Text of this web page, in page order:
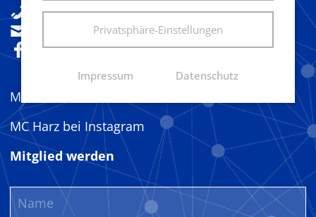
+49(0)160 92533841
sekretariat@marketingclub-harz.de
Folgen Sie uns!
MC Harz bei LinkedIn
MC Harz bei Instagram
Mitglied werden
Privatsphäre-Einstellungen
Impressum Datenschutz